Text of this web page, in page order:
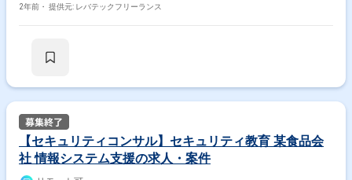
の展開計画のレビュー、助言 ‐海外拠点への説明会への参加
2年前・ 提供元: レバテックフリーランス
【セキュリティコンサル】セキュリティ教育 某食品会
社 情報システム支援の求人・案件